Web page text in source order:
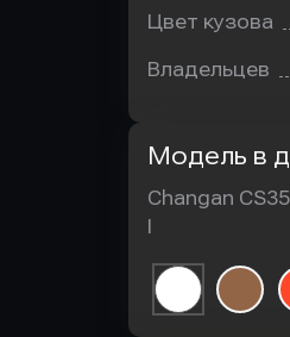
Цвет кузова
Владельцев
Модель в
Changan
I